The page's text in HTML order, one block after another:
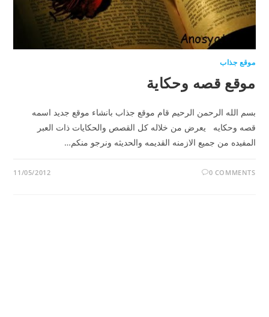
موقع جذاب
موقع قصه وحكاية
بسم الله الرحمن الرحيم قام موقع جذاب بانشاء موقع جديد اسمه
قصه وحكايه يعرض من خلاله كل القصص والحكايات ذات العبر
المفيده من جميع الازمنه القديمه والحديثه ونرجو منكم…
0 COMMENTS
11/05/2012